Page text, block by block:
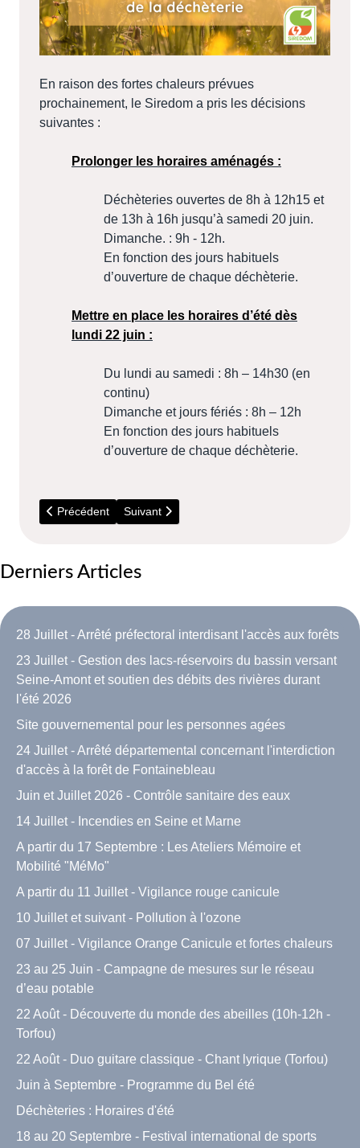
En raison des fortes chaleurs prévues
prochainement, le Siredom a pris les décisions
suivantes :
Prolonger les horaires aménagés :
Déchèteries ouvertes de 8h à 12h15 et
de 13h à 16h jusqu’à samedi 20 juin.
Dimanche. : 9h - 12h.
En fonction des jours habituels
d’ouverture de chaque déchèterie.
Mettre en place les horaires d’été dès
lundi 22 juin :
Du lundi au samedi : 8h – 14h30 (en
continu)
Dimanche et jours fériés : 8h – 12h
En fonction des jours habituels
d’ouverture de chaque déchèterie.
Article précédent : 14 Juillet - Incendies en Seine et Marne
Précédent Article suivant : 18 au 20 Septembre -
Suivant
Derniers Articles
28 Juillet - Arrêté préfectoral interdisant l'accès aux forêts
23 Juillet - Gestion des lacs-réservoirs du bassin versant
Seine-Amont et soutien des débits des rivières durant
l'été 2026
Site gouvernemental pour les personnes agées
24 Juillet - Arrêté départemental concernant l'interdiction
d'accès à la forêt de Fontainebleau
Juin et Juillet 2026 - Contrôle sanitaire des eaux
14 Juillet - Incendies en Seine et Marne
A partir du 17 Septembre : Les Ateliers Mémoire et
Mobilité "MéMo"
A partir du 11 Juillet - Vigilance rouge canicule
10 Juillet et suivant - Pollution à l'ozone
07 Juillet - Vigilance Orange Canicule et fortes chaleurs
23 au 25 Juin - Campagne de mesures sur le réseau
d’eau potable
22 Août - Découverte du monde des abeilles (10h-12h -
Torfou)
22 Août - Duo guitare classique - Chant lyrique (Torfou)
Juin à Septembre - Programme du Bel été
Déchèteries : Horaires d'été
18 au 20 Septembre - Festival international de sports